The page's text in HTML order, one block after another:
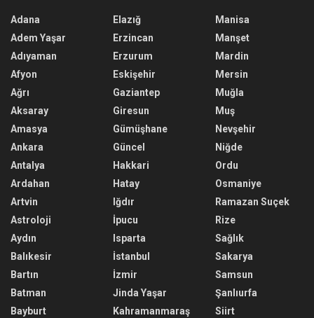
Adana
Adem Yaşar
Adıyaman
Afyon
Ağrı
Aksaray
Amasya
Ankara
Antalya
Ardahan
Artvin
Astroloji
Aydın
Balıkesir
Bartın
Batman
Bayburt
Elazığ
Erzincan
Erzurum
Eskişehir
Gaziantep
Giresun
Gümüşhane
Güncel
Hakkari
Hatay
Iğdır
İpucu
Isparta
İstanbul
İzmir
Jinda Yaşar
Kahramanmaraş
Manisa
Manşet
Mardin
Mersin
Muğla
Muş
Nevşehir
Niğde
Ordu
Osmaniye
Ramazan Suçek
Rize
Sağlık
Sakarya
Samsun
Şanlıurfa
Siirt